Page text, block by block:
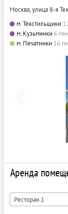
Москва, улица 8-я
м. Текстильщики
м. Кузьминки 6
м. Печатники 16
Аренда
Ресторан 1